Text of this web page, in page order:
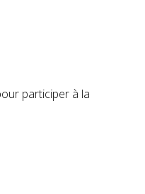
participer à la